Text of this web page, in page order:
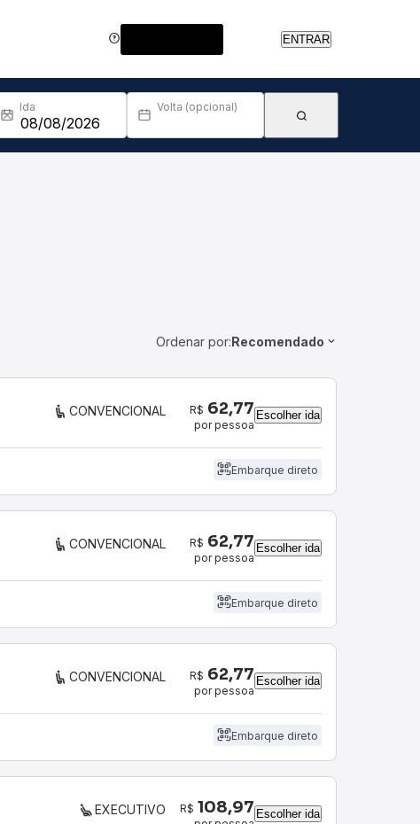
ENTRAR
Ida Volta (opcional)
Ordenar por:Recomendado
CONVENCIONAL R$ 62,77
por pessoa
Escolher ida
Embarque direto
CONVENCIONAL R$ 62,77
por pessoa
Escolher ida
Embarque direto
CONVENCIONAL R$ 62,77
por pessoa
Escolher ida
Embarque direto
EXECUTIVO R$ 108,97 Escolher ida